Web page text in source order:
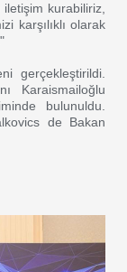
kurabiliriz,
karşılıklı olarak
gerçekleştirildi.
Karaismailoğlu
bulunuldu.
de Bakan